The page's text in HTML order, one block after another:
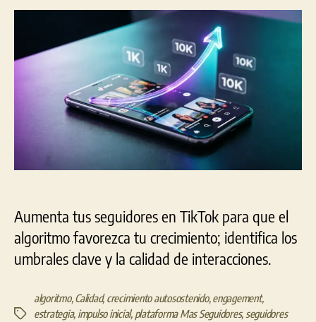
entrada
entrada
Aumenta tus seguidores en TikTok para que el
algoritmo favorezca tu crecimiento; identifica los
umbrales clave y la calidad de interacciones.
Etiquetas
algoritmo,Calidad,crecimiento autosostenido,engagement,
estrategia, impulso inicial, plataforma Mas Seguidores, seguidores